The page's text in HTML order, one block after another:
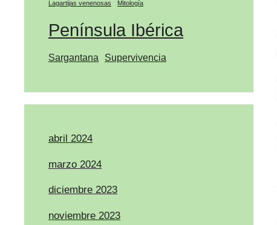
Lagartijas venenosas Mitología
Península Ibérica
Sargantana Supervivencia
abril 2024
marzo 2024
diciembre 2023
noviembre 2023